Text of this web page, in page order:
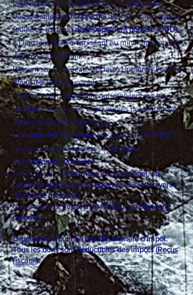
pour la démocratisation et pour la réalisation
transversale des17 objectifsdéfinis par la nouvelle
feuille de route dudéveloppement durable (ODD)
à l’horizon 2030 en agissant au minimum une fois
dans chaque domaine.
Présent sur les réseaux sociaux, Humanity For The
World (HFTW) est unlobby
internationalhumanitaire qui intervient sur les
réseaux sociaux mais aussi auprès des instances
nationales et internationales.
Humanity For The World, par abréviation HFTW, à
une vision pour le monde : «Un amour
inconditionnel, universel»
Notre Slogan «Un Amour inconditionnel, au
centre de chaque action pour une évolution vers
un monde meilleur»
Notre devise «Faisons de l’Amour un étendard
mondial»
Organisme à but non lucratif, exonéré d'impôt.
Tous les dons sont déductibles des impôts (Reçus
fiscaux).